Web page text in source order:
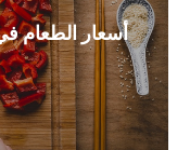
أسعار الطعام